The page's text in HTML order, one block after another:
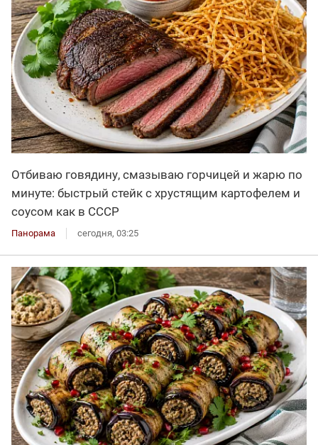
Отбиваю говядину, смазываю горчицей и жарю по
минуте: быстрый стейк с хрустящим картофелем и
соусом как в СССР
Панорама сегодня, 03:25